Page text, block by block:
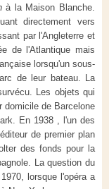
à la Maison Blanche.
directement vers
par l'Angleterre et
de l'Atlantique mais
lorsqu'un sous-
de leur bateau. La
Les objets qui
domicile de Barcelone
En 1938 , l'un des
de premier plan
des fonds pour la
La question du
lorsque l'opéra a